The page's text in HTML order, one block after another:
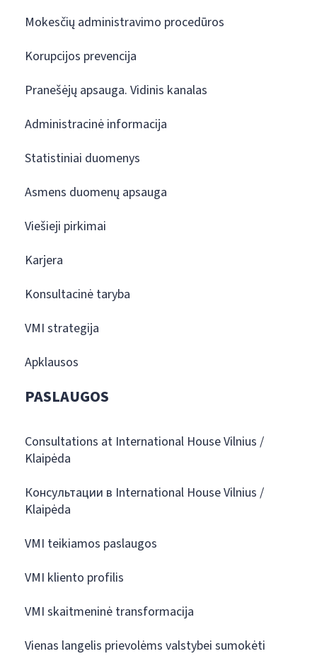
Mokesčių administravimo procedūros
Korupcijos prevencija
Pranešėjų apsauga. Vidinis kanalas
Administracinė informacija
Statistiniai duomenys
Asmens duomenų apsauga
Viešieji pirkimai
Karjera
Konsultacinė taryba
VMI strategija
Apklausos
PASLAUGOS
Consultations at International House Vilnius /
Klaipėda
Консультации в International House Vilnius /
Klaipėda
VMI teikiamos paslaugos
VMI kliento profilis
VMI skaitmeninė transformacija
Vienas langelis prievolėms valstybei sumokėti